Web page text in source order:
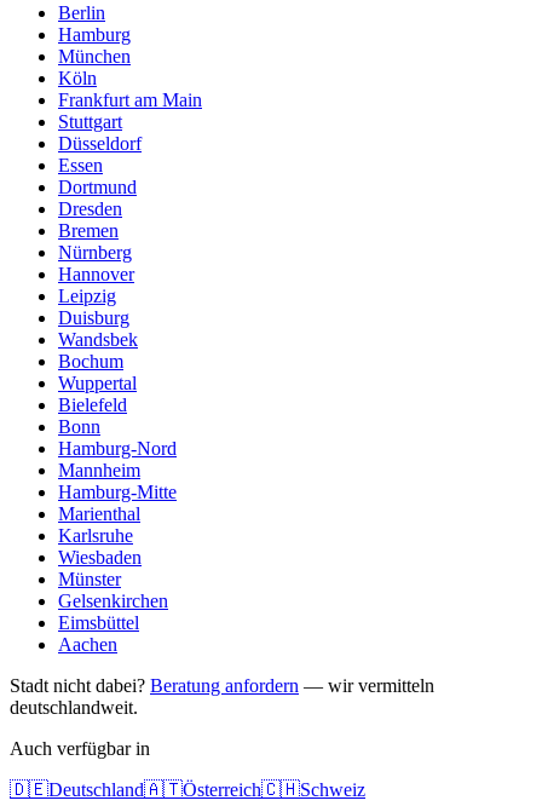
Berlin
Hamburg
München
Köln
Frankfurt am Main
Stuttgart
Düsseldorf
Essen
Dortmund
Dresden
Bremen
Nürnberg
Hannover
Leipzig
Duisburg
Wandsbek
Bochum
Wuppertal
Bielefeld
Bonn
Hamburg-Nord
Mannheim
Hamburg-Mitte
Marienthal
Karlsruhe
Wiesbaden
Münster
Gelsenkirchen
Eimsbüttel
Aachen
Stadt nicht dabei? Beratung anfordern — wir vermitteln
deutschlandweit.
Auch verfügbar in
🇩🇪Deutschland🇦🇹Österreich🇨🇭Schweiz